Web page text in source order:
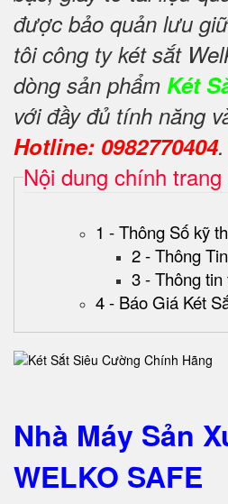
được bảo quản lưu
tôi công ty két sắt
dòng sản phẩm Két
với đầy đủ tính năng
Hotline: 0982770404.
Nội dung chính
1 - Thông Số kỹ
2 - Thông
3 - Thông tin
4 - Báo Giá Két
Nhà Máy Sản
WELKO SAFE